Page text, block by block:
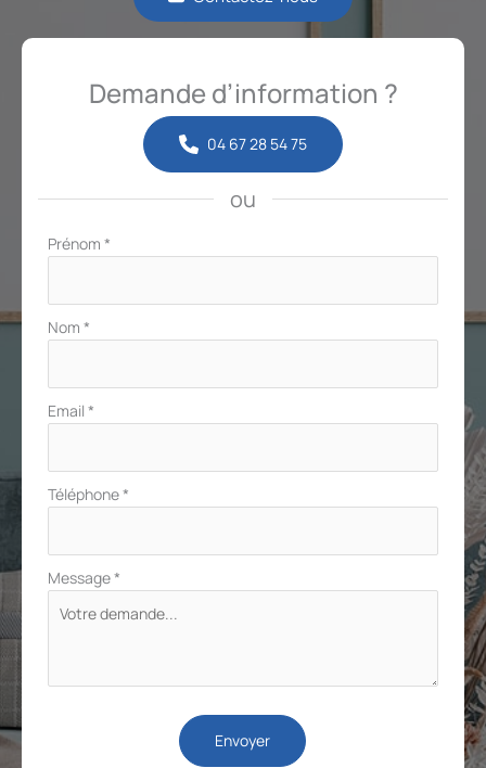
Demande d’information ?
04 67 28 54 75
ou
Formulaire
Prénom *
Nom *
Email *
Téléphone*
Message*
Envoyer